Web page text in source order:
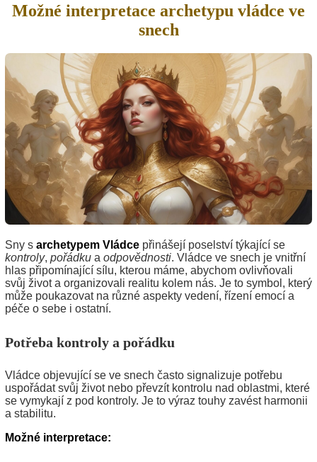
Možné interpretace archetypu vládce ve
snech
Sny s archetypem Vládce přinášejí poselství týkající se
kontroly, pořádku a odpovědnosti. Vládce ve snech je vnitřní
hlas připomínající sílu, kterou máme, abychom ovlivňovali
svůj život a organizovali realitu kolem nás. Je to symbol, který
může poukazovat na různé aspekty vedení, řízení emocí a
péče o sebe i ostatní.
Potřeba kontroly a pořádku
Vládce objevující se ve snech často signalizuje potřebu
uspořádat svůj život nebo převzít kontrolu nad oblastmi, které
se vymykají z pod kontroly. Je to výraz touhy zavést harmonii
a stabilitu.
Možné interpretace: